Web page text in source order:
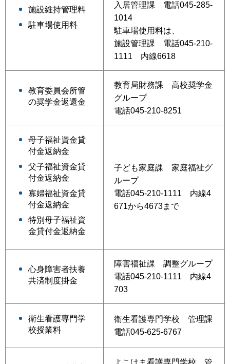
施設維持管理料
駐車場使用料
入居管理課 電話045-285-
1014
駐車場使用料は、
施設管理課 電話045-210-
1111 内線6618
教育委員会所管
の奨学金返還金
教育局財務課 高校奨学金
グループ
電話045-210-8251
母子福祉資金貸
付金返納金
父子福祉資金貸
付金返納金
寡婦福祉資金貸
付金返納金
特別母子福祉資
金貸付金返納金
子ども家庭課 家庭福祉グ
ループ
電話045-210-1111 内線4
671から4673まで
心身障害者扶養
共済制度掛金
障害福祉課 調整グループ
電話045-210-1111 内線4
703
衛生看護専門学
校授業料
衛生看護専門学校 管理課
電話045-625-6767
よこはま看護専門学校 管